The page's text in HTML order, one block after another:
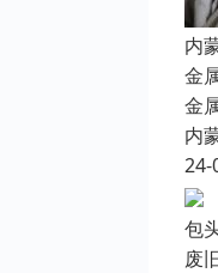
内
金
金
内
24-
包
废